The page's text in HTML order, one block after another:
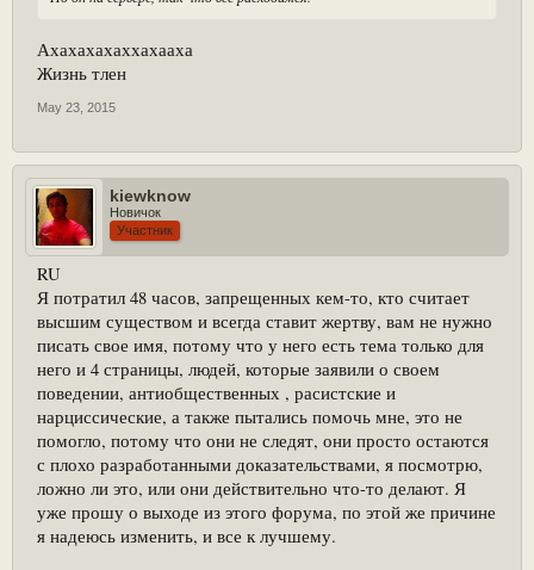
Ахахахахаххахааха
Жизнь тлен
May 23, 2015
kiewknow
Новичок
Участник
RU
Я потратил 48 часов, запрещенных кем-то, кто считает
высшим существом и всегда ставит жертву, вам не нужно
писать свое имя, потому что у него есть тема только для
него и 4 страницы, людей, которые заявили о своем
поведении, антиобщественных , расистские и
нарциссические, а также пытались помочь мне, это не
помогло, потому что они не следят, они просто остаются
с плохо разработанными доказательствами, я посмотрю,
ложно ли это, или они действительно что-то делают. Я
уже прошу о выходе из этого форума, по этой же причине
я надеюсь изменить, и все к лучшему.